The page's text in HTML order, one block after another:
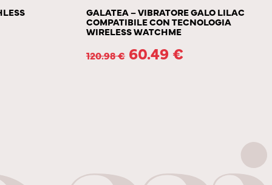
GALATEA – VIBRATORE GALO LILAC
COMPATIBILE CON TECNOLOGIA
WIRELESS WATCHME
120.98€ 60.49 €